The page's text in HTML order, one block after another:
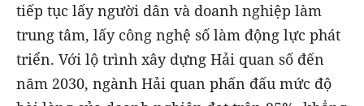
tiếp tục lấy người dân và doanh nghiệp làm
trung tâm, lấy công nghệ số làm động lực phát
triển. Với lộ trình xây dựng Hải quan số đến
năm 2030, ngành Hải quan phấn đấu mức độ